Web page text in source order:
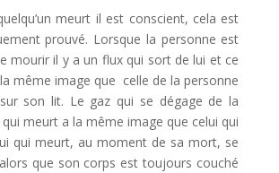
meurt il est conscient, cela est
prouvé. Lorsque la personne est
mourir il y a un flux qui sort de lui et ce
même image que celle de la personne
son lit. Le gaz qui se dégage de la
meurt a la même image que celui qui
qui meurt, au moment de sa mort, se
que son corps est toujours couché